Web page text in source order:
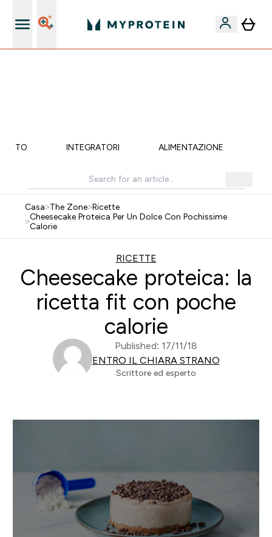
INTEGRATORI ALIMENTAZIONE
Casa>The Zone>Ricette
>Cheesecake Proteica Per Un Dolce Con Pochissime
Calorie
RICETTE
Cheesecake proteica: la
ricetta fit con poche
calorie
Published: 17/11/18
ENTRO IL CHIARA STRANO
Scrittore ed esperto